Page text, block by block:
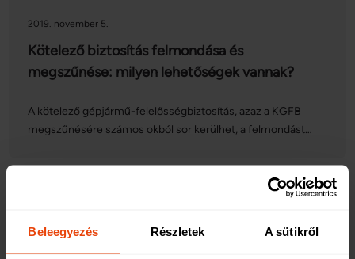
Beleegyezés Részletek A sütikről
2019. november 5.
Kötelező biztosítás felmondása és
megszűnése: milyen lehetőségek vannak?
A kötelező gépjármű-felelősségbiztosítás, azaz a KGFB
megszűnésére számos okból sor kerülhet, a felmondást
kezdeményezheti. Vegyük sorra, hogy pontosan milyen